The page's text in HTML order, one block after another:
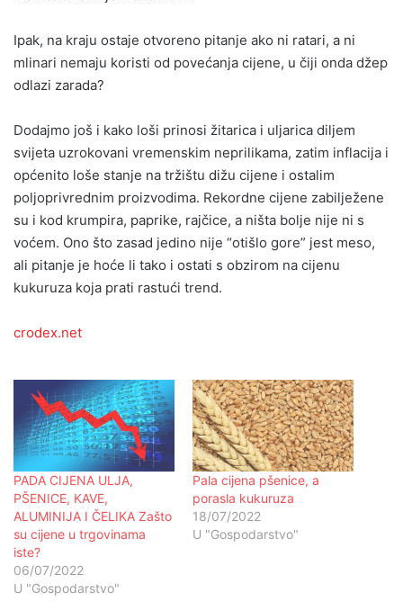
Ipak, na kraju ostaje otvoreno pitanje ako ni ratari, a ni
mlinari nemaju koristi od povećanja cijene, u čiji onda džep
odlazi zarada?
Dodajmo još i kako loši prinosi žitarica i uljarica diljem
svijeta uzrokovani vremenskim neprilikama, zatim inflacija i
općenito loše stanje na tržištu dižu cijene i ostalim
poljoprivrednim proizvodima. Rekordne cijene zabilježene
su i kod krumpira, paprike, rajčice, a ništa bolje nije ni s
voćem. Ono što zasad jedino nije “otišlo gore” jest meso,
ali pitanje je hoće li tako i ostati s obzirom na cijenu
kukuruza koja prati rastući trend.
crodex.net
PADA CIJENA ULJA,
PŠENICE, KAVE,
ALUMINIJA I ČELIKA Zašto
su cijene u trgovinama
iste?
06/07/2022
U "Gospodarstvo"
Pala cijena pšenice, a
porasla kukuruza
18/07/2022
U "Gospodarstvo"